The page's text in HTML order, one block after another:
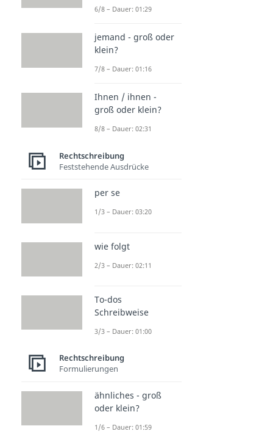
6/8 – Dauer: 01:29
jemand - groß oder
klein?
7/8 – Dauer: 01:16
Ihnen / ihnen -
groß oder klein?
8/8 – Dauer: 02:31
Rechtschreibung
Feststehende Ausdrücke
per se
1/3 – Dauer: 03:20
wie folgt
2/3 – Dauer: 02:11
To-dos
Schreibweise
3/3 – Dauer: 01:00
Rechtschreibung
Formulierungen
ähnliches - groß
oder klein?
1/6 – Dauer: 01:59